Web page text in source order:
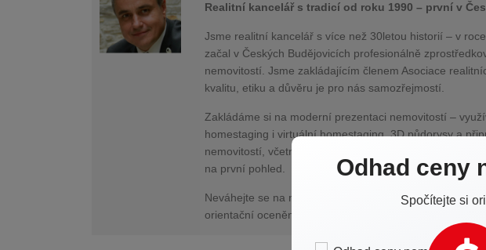
Realitní kancelář s tradicí od roku 1990 – první v
Jsme realitní kancelář s více než 30letou historií – v
začal v Českých Budějovicích profesionálně
nemovitostí. Jsme zakládajícím členem Asociace
kvalitu, etiku a důvěru je pro nás samozřejmostí.
Zakládáme si na moderní prezentaci nemovitostí –
homestaging i virtuální homestaging, 3D půdorysy a
nemovitostí, včetně propagace na sociálních sítích. Díky
na první pohled.
Neváhejte se na nás obrátit, i pokud si nejste jisti, zda
orientační ocenění nemovitosti zdarma – bez závazků.
Odhad ceny
Spočítejte si